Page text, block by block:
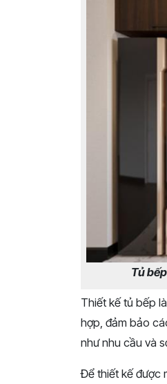
Tủ
Thiết kế tủ bếp
hợp, đảm bảo
như nhu cầu và
Để thiết kế được